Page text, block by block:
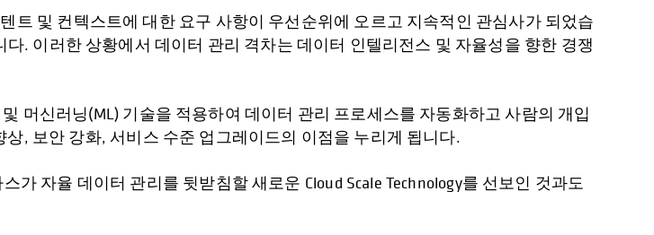
및 컨텍스트에 대한 요구 사항이 우선순위에 오르고 지속적인 관심사가 되었습
. 이러한 상황에서 데이터 관리 격차는 데이터 인텔리전스 및 자율성을 향한 경쟁
머신러닝(ML) 기술을 적용하여 데이터 관리 프로세스를 자동화하고 사람의 개입
, 보안 강화, 서비스 수준 업그레이드의 이점을 누리게 됩니다.
자율 데이터 관리를 뒷받침할 새로운 Cloud Scale Technology를 선보인 것과도